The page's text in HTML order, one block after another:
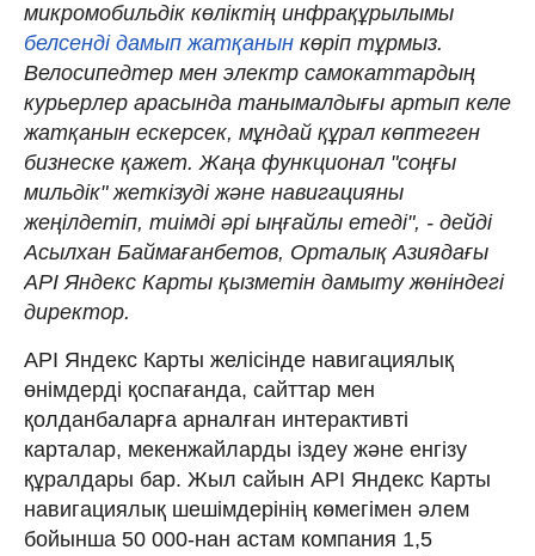
микромобильдік көліктің инфрақұрылымы
белсенді дамып жатқанын көріп тұрмыз.
Велосипедтер мен электр самокаттардың
курьерлер арасында танымалдығы артып келе
жатқанын ескерсек, мұндай құрал көптеген
бизнеске қажет. Жаңа функционал "соңғы
мильдік" жеткізуді және навигацияны
жеңілдетіп, тиімді әрі ыңғайлы етеді", - дейді
Асылхан Баймағанбетов, Орталық Азиядағы
API Яндекс Карты қызметін дамыту жөніндегі
директор.
API Яндекс Карты желісінде навигациялық
өнімдерді қоспағанда, сайттар мен
қолданбаларға арналған интерактивті
карталар, мекенжайларды іздеу және енгізу
құралдары бар. Жыл сайын API Яндекс Карты
навигациялық шешімдерінің көмегімен әлем
бойынша 50 000-нан астам компания 1,5